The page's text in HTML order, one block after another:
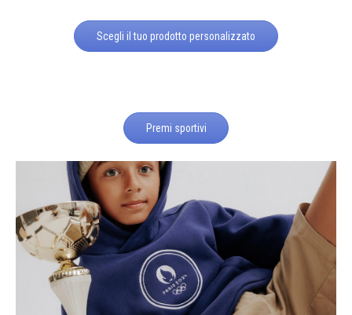
Scegli il tuo prodotto personalizzato
Premi sportivi